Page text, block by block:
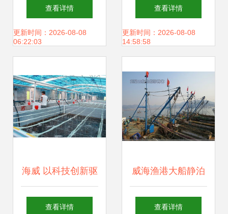
大 畜牧渔业饲料销
售迎结构性机遇与
查看详情
更新时间：2026-08-08
06:22:03
提供担保的关联交
易公告——深化饲
查看详情
更新时间：2026-08-08
14:58:58
海威 以科技创新驱
动渔业种业振兴，
查看详情
威海渔港大船静泊
油贵鱼少，渔民生
查看详情